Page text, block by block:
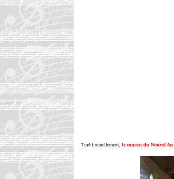
Traditionnellement,le concert du Nouvel An